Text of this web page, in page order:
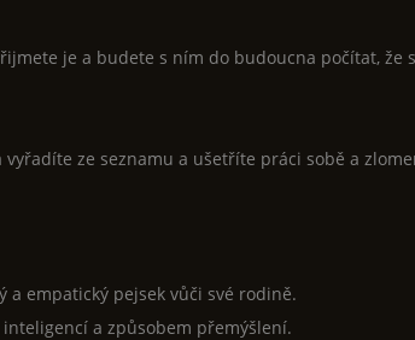
je a budete s ním do budoucna počítat, že
ze seznamu a ušetříte práci sobě a
a empatický pejsek vůči své rodině.
a způsobem přemýšlení.